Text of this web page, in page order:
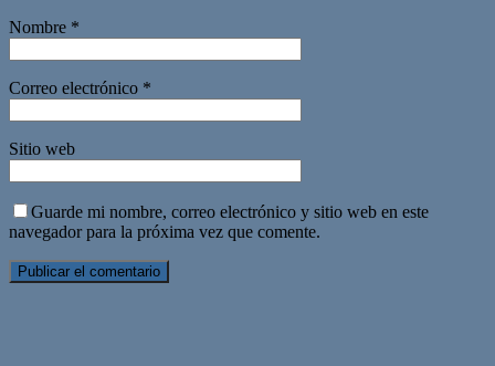
Nombre *
Correo electrónico *
Sitio web
Guarde mi nombre, correo electrónico y sitio web en este
navegador para la próxima vez que comente.